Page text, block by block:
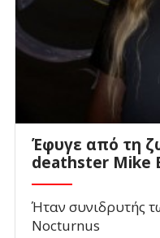
Έφυγε από τη
deathster Mike
Ήταν συνιδρυτής
Nocturnus